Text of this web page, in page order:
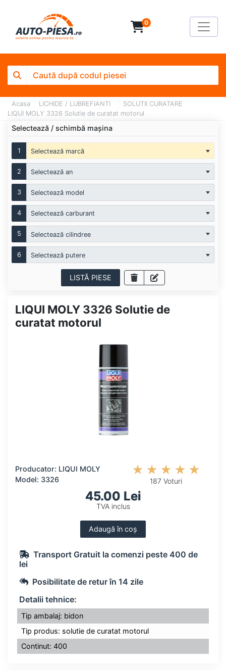
0
Acasa LICHIDE / LUBREFIANTI
SOLUTII CURATARE
LIQUI MOLY 3326 Solutie de curatat motorul
Selectează / schimbă mașina
1 Selectează marcă
2 Selectează an
3 Selectează model
4 Selectează carburant
5 Selectează cilindree
6 Selectează putere
LISTĂ PIESE
LIQUI MOLY 3326 Solutie de
curatat motorul
Producator: LIQUI MOLY
Model: 3326
187 Voturi
45.00 Lei
TVA inclus
Adaugă în coș
Transport Gratuit la comenzi peste 400 de
lei
Posibilitate de retur în 14 zile
Detalii tehnice:
Tip ambalaj: bidon
Tip produs: solutie de curatat motorul
Continut: 400